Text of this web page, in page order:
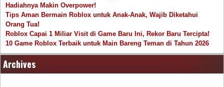
Hadiahnya Makin Overpower!
Tips Aman Bermain Roblox untuk Anak-Anak, Wajib Diketahui
Orang Tua!
Roblox Capai 1 Miliar Visit di Game Baru Ini, Rekor Baru Tercipta!
10 Game Roblox Terbaik untuk Main Bareng Teman di Tahun 2026
Archives